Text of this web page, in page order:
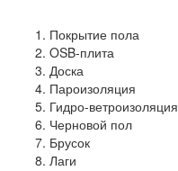
Покрытие пола
OSB-плита
Доска
Пароизоляция
Гидро-ветроизоляция
Черновой пол
Брусок
Лаги